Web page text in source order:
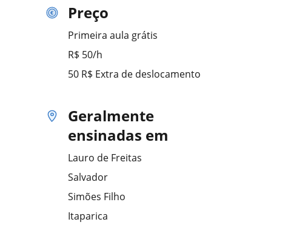
Preço
Primeira aula grátis
R$ 50/h
50 R$ Extra de deslocamento
Geralmente
ensinadas em
Lauro de Freitas
Salvador
Simões Filho
Itaparica